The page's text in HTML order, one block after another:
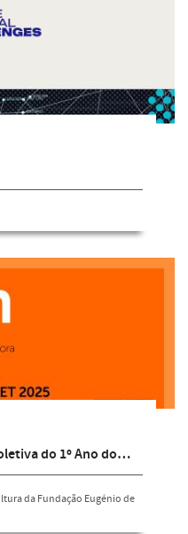
do 1º Ano do…
da Fundação Eugénio de